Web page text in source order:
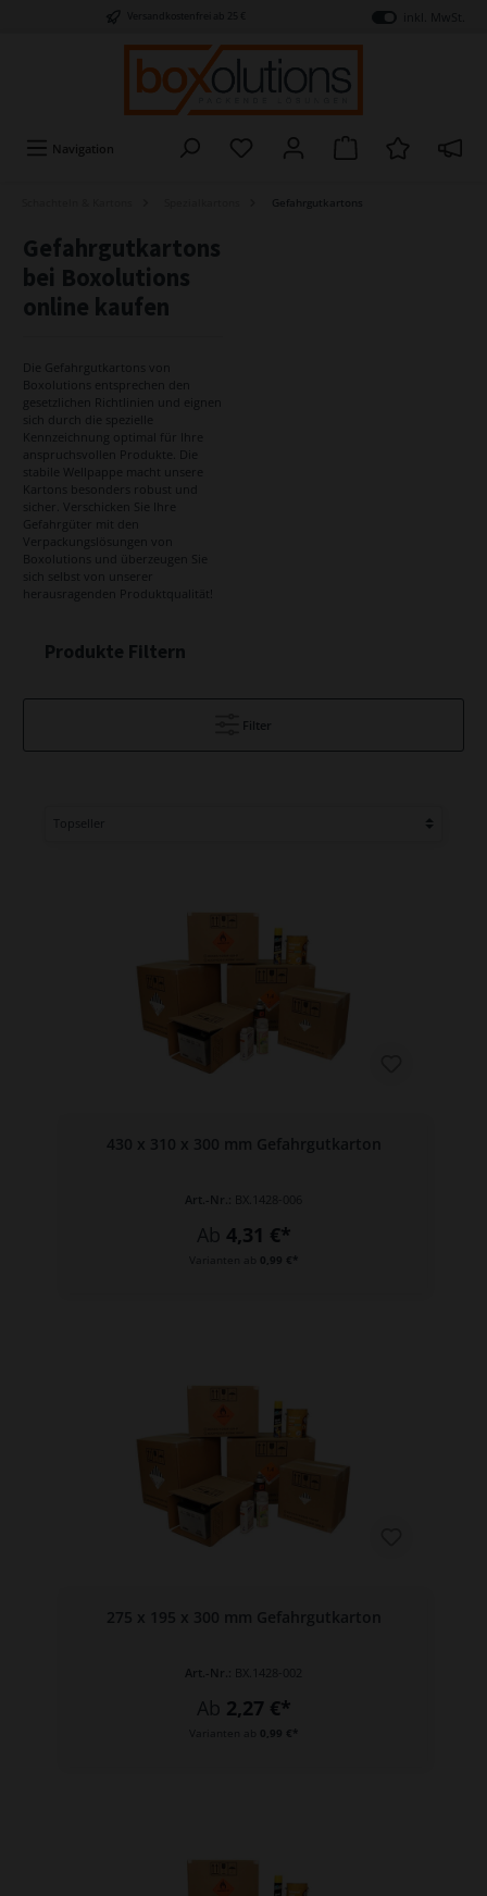
Navigation
Gefahrgutkartons
Gefahrgutkartons
bei Boxolutions
online kaufen
Die Gefahrgutkartons von
Boxolutions entsprechen den
gesetzlichen Richtlinien und eignen
sich durch die spezielle
Kennzeichnung optimal für Ihre
anspruchsvollen Produkte. Die
stabile Wellpappe macht unsere
Kartons besonders robust und
sicher. Verschicken Sie Ihre
Gefahrgüter mit den
Verpackungslösungen von
Boxolutions und überzeugen Sie
sich selbst von unserer
herausragenden Produktqualität!
Produkte Filtern
Filter
430 x 310 x 300 mm Gefahrgutkarton
Art.-Nr.: BX.1428-006
Ab 4,31 €*
0,99 €*
275 x 195 x 300 mm Gefahrgutkarton
Art.-Nr.: BX.1428-002
Ab 2,27 €*
0,99 €*